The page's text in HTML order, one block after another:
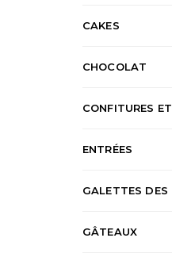
CAKES
CHOCOLAT
CONFITURES
ENTRÉES
GALETTES DES
GÂTEAUX